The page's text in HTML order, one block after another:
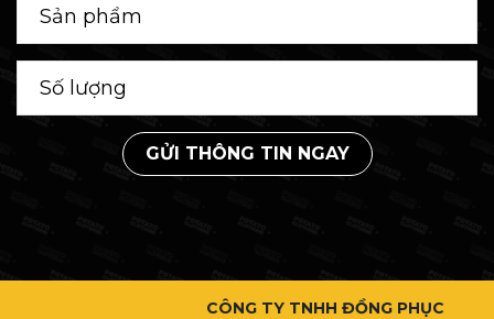
GỬI THÔNG TIN NGAY
CÔNG TY TNHH ĐỒNG PHỤC